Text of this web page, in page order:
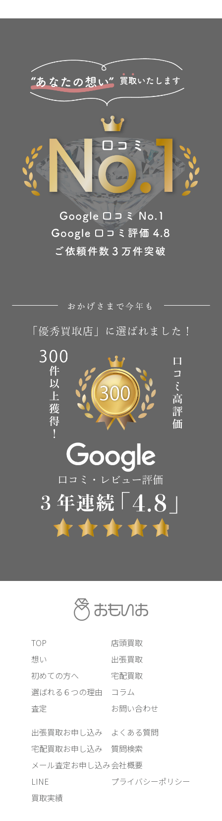
TOP
想い
初めての方へ
選ばれる６つの理由
査定
店頭買取
出張買取
宅配買取
コラム
お問い合わせ
出張買取お申し込み
宅配買取お申し込み
メール査定お申し込み
LINE
買取実績
よくある質問
質問検索
会社概要
プライバシーポリシー